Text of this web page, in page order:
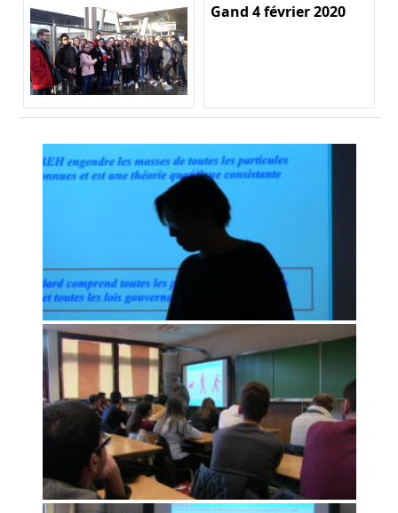
Gand 4 février 2020